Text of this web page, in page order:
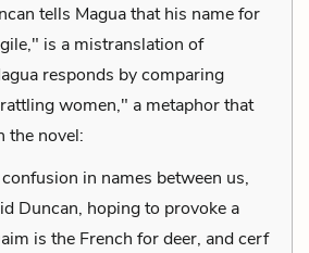
tells Magua that his name for
is a mistranslation of
responds by comparing
women," a metaphor that
the novel:
in names between us,
Duncan, hoping to provoke a
is the French for deer, and cerf